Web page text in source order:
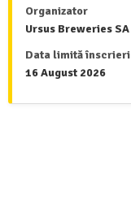
Organizator
Ursus Breweries SA
Data limită înscrieri
16 August 2026